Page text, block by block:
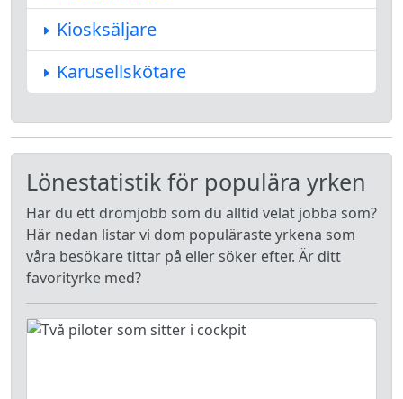
Kiosksäljare
Karusellskötare
Lönestatistik för populära yrken
Har du ett drömjobb som du alltid velat jobba som?
Här nedan listar vi dom populäraste yrkena som
våra besökare tittar på eller söker efter. Är ditt
favorityrke med?